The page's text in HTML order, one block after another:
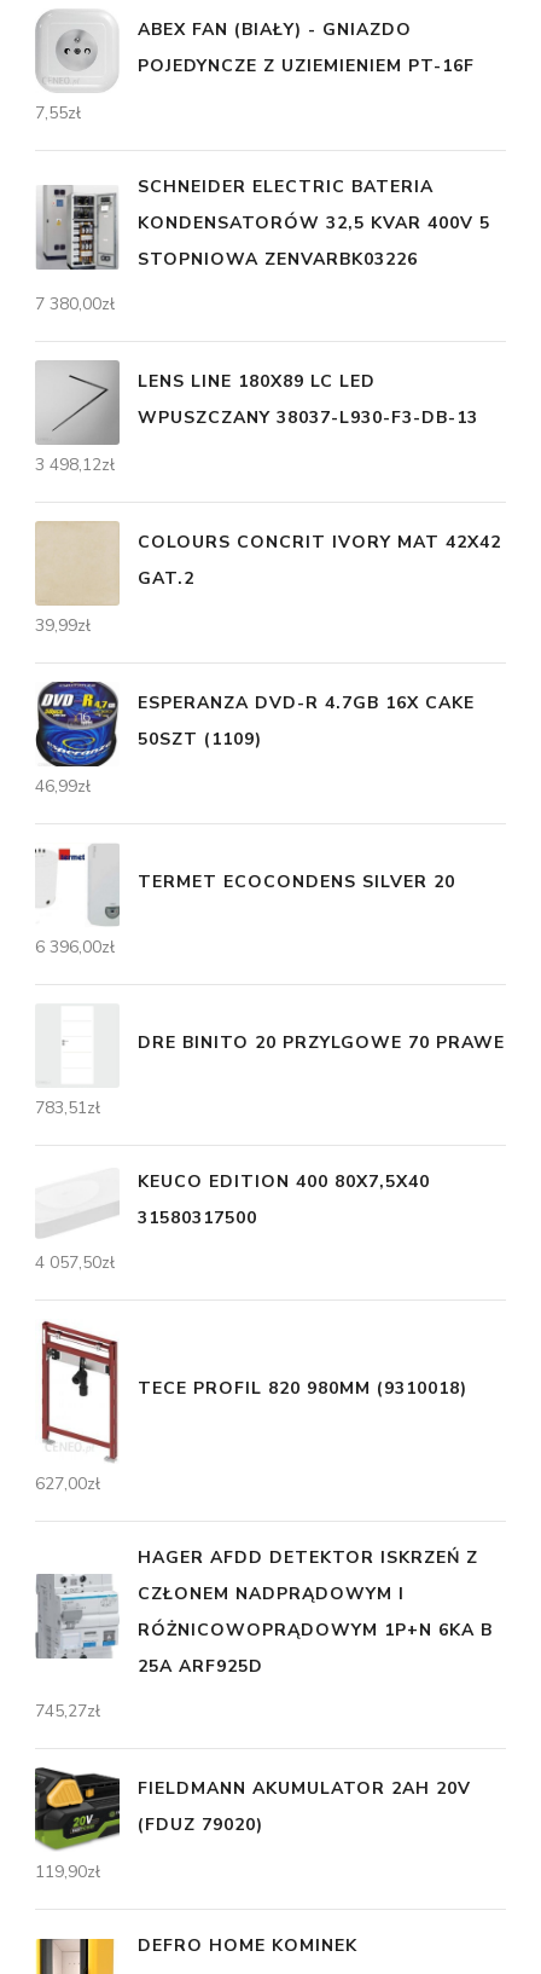
ABEX FAN (BIAŁY) - GNIAZDO
POJEDYNCZE Z UZIEMIENIEM PT-16F
7,55zł
SCHNEIDER ELECTRIC BATERIA
KONDENSATORÓW 32,5 KVAR 400V 5
STOPNIOWA ZENVARBK03226
7 380,00zł
LENS LINE 180X89 LC LED
WPUSZCZANY 38037-L930-F3-DB-13
3 498,12zł
COLOURS CONCRIT IVORY MAT 42X42
GAT.2
39,99zł
ESPERANZA DVD-R 4.7GB 16X CAKE
50SZT (1109)
46,99zł
TERMET ECOCONDENS SILVER 20
6 396,00zł
DRE BINITO 20 PRZYLGOWE 70 PRAWE
783,51zł
KEUCO EDITION 400 80X7,5X40
31580317500
4 057,50zł
TECE PROFIL 820 980MM (9310018)
627,00zł
HAGER AFDD DETEKTOR ISKRZEŃ Z
CZŁONEM NADPRĄDOWYM I
RÓŻNICOWOPRĄDOWYM 1P+N 6KA B
25A ARF925D
745,27zł
FIELDMANN AKUMULATOR 2AH 20V
(FDUZ 79020)
119,90zł
DEFRO HOME KOMINEK